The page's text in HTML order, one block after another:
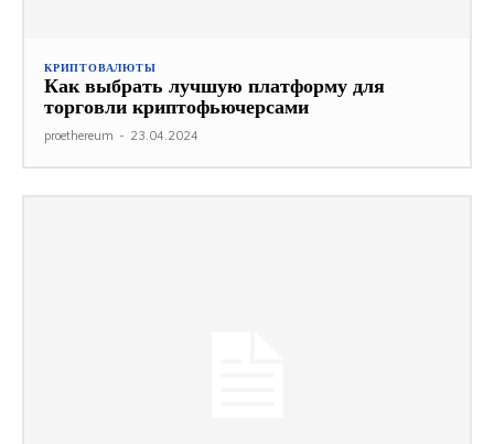
КРИПТОВАЛЮТЫ
Как выбрать лучшую платформу для
торговли криптофьючерсами
proethereum - 23.04.2024